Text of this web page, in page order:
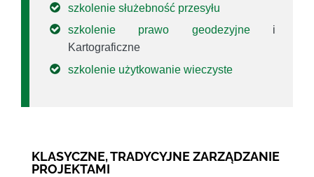
szkolenie służebność przesyłu
szkolenie prawo geodezyjnei
Kartograficzne
szkolenie użytkowanie wieczyste
KLASYCZNE, TRADYCYJNE ZARZĄDZANIE
PROJEKTAMI